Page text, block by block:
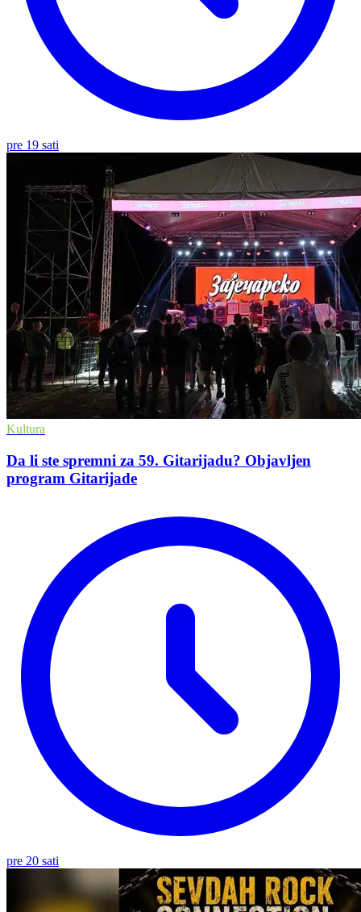
pre 19 sati
Kultura
Da li ste spremni za 59. Gitarijadu? Objavljen
program Gitarijade
pre 20 sati